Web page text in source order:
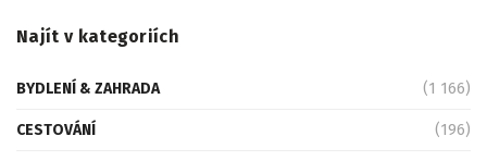
Najít v kategoriích
BYDLENÍ & ZAHRADA (1 166)
CESTOVÁNÍ (196)